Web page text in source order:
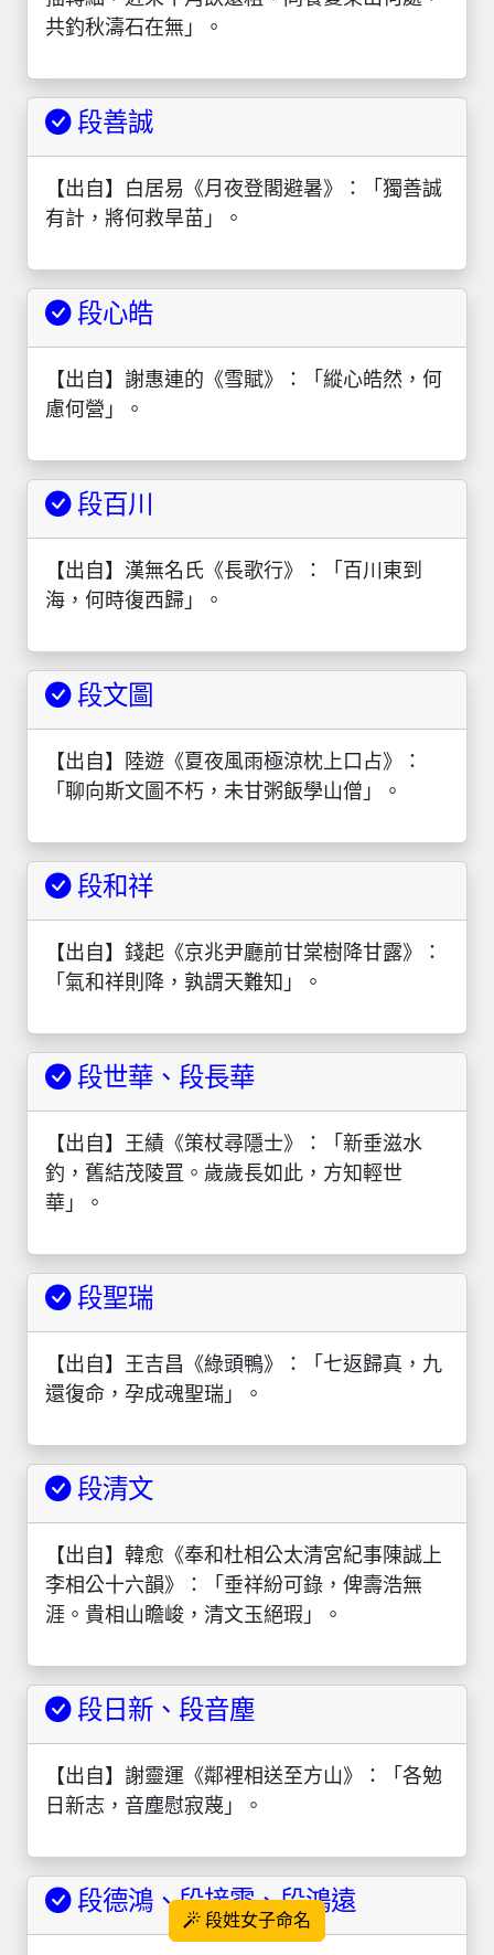
共釣秋濤石在無」。
段善誠
【出自】白居易《月夜登閣避暑》：「獨善誠
有計，將何救旱苗」。
段心皓
【出自】謝惠連的《雪賦》：「縱心皓然，何
慮何營」。
段百川
【出自】漢無名氏《長歌行》：「百川東到
海，何時復西歸」。
段文圖
【出自】陸遊《夏夜風雨極涼枕上口占》：
「聊向斯文圖不朽，未甘粥飯學山僧」。
段和祥
【出自】錢起《京兆尹廳前甘棠樹降甘露》：
「氣和祥則降，孰謂天難知」。
段世華、段長華
【出自】王績《策杖尋隱士》：「新垂滋水
釣，舊結茂陵罝。歲歲長如此，方知輕世
華」。
段聖瑞
【出自】王吉昌《綠頭鴨》：「七返歸真，九
還復命，孕成魂聖瑞」。
段清文
【出自】韓愈《奉和杜相公太清宮紀事陳誠上
李相公十六韻》：「垂祥紛可錄，俾壽浩無
涯。貴相山瞻峻，清文玉絕瑕」。
段日新、段音塵
【出自】謝靈運《鄰裡相送至方山》：「各勉
日新志，音塵慰寂蔑」。
段德鴻、段接雲、段鴻遠
段姓女子命名